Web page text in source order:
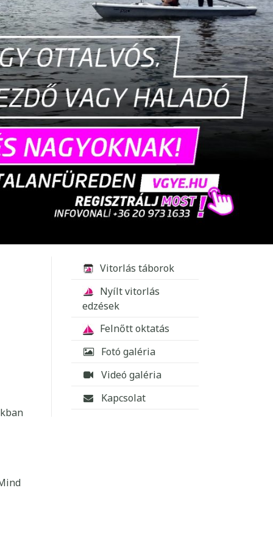
Vitorlás táborok
Nyílt vitorlás
edzések
Felnőtt oktatás
Fotó galéria
Videó galéria
Kapcsolat